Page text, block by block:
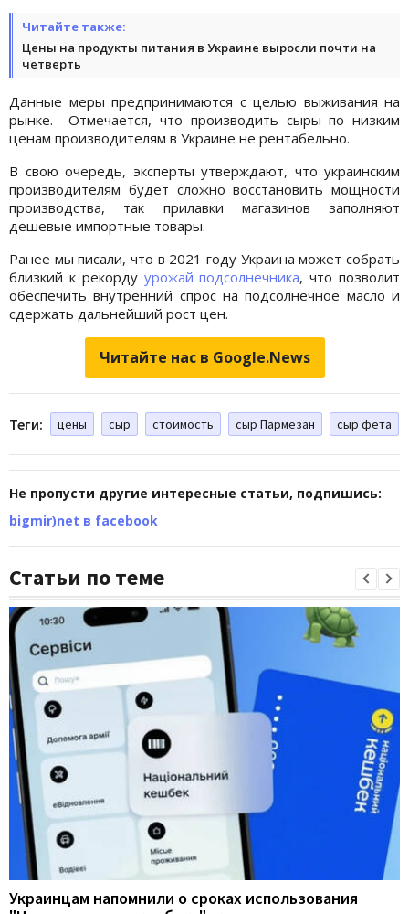
Читайте также:
Цены на продукты питания в Украине выросли почти на
четверть
Данные меры предпринимаются с целью выживания на
рынке. Отмечается, что производить сыры по низким
ценам производителям в Украине не рентабельно.
В свою очередь, эксперты утверждают, что украинским
производителям будет сложно восстановить мощности
производства, так прилавки магазинов заполняют
дешевые импортные товары.
Ранее мы писали, что в 2021 году Украина может собрать
близкий к рекорду урожай подсолнечника, что позволит
обеспечить внутренний спрос на подсолнечное масло и
сдержать дальнейший рост цен.
Читайте нас в Google.News
Теги: цены сыр стоимость сыр Пармезан сыр фета
Не пропусти другие интересные статьи, подпишись:
bigmir)net в facebook
Статьи по теме
Украинцам напомнили о сроках использования